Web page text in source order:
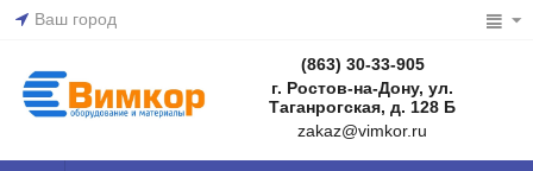
Ваш город
(863) 30-33-905
г. Ростов-на-Дону, ул.
Таганрогская, д. 128 Б
zakaz@vimkor.ru